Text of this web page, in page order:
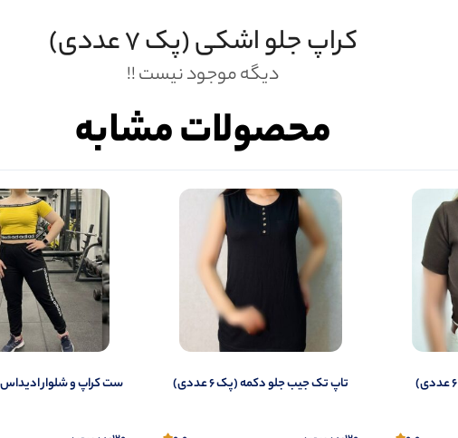
ثبـــــت‌دیدگاه
به‌عنوان کاربر
شما هم می‌توانید در مورد این کالا نظر دهید.
تمایل می‌توانید به صورت ناشناس نیز دیدگاه خود را ثبت کنید.
کراپ جلو اشکی (پک 7 عددی)
دیگه موجود نیست !!
محصولات مشابه
تاپ تک جیب جلو دکمه (پک 6 عددی) ست کراپ و شلوار ادیداس (پک